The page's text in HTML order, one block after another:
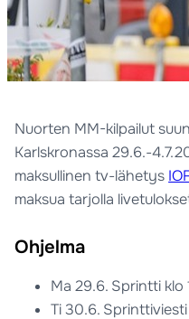
Nuorten MM-kilpailut
Karlskronassa 29.6.-
maksullinen tv-lähetys
maksua tarjolla
Ohjelma
Ma 29.6. Sprintti klo
Ti 30.6. Sprinttiviesti